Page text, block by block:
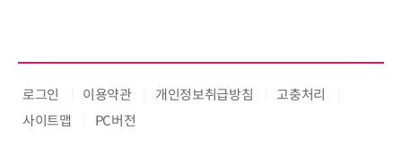
로그인 이용약관 개인정보취급방침
고충처리
사이트맵
PC버전